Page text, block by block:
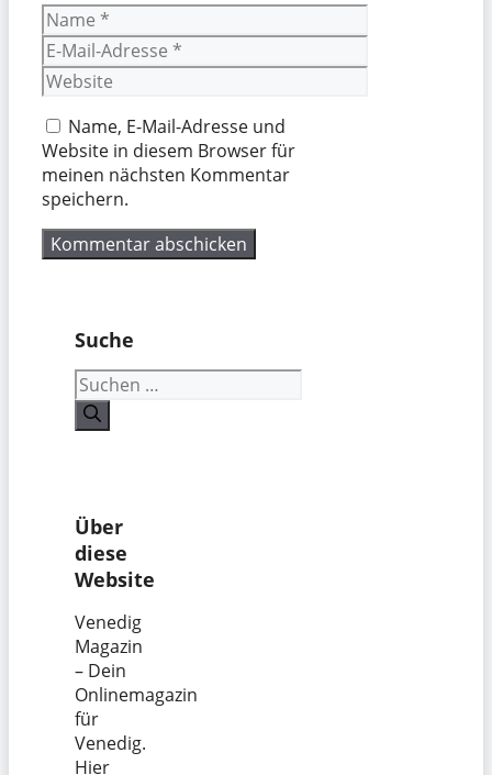
Name
E-
Mail-
Adresse
Website
Name, E-Mail-Adresse und
Website in diesem Browser für
meinen nächsten Kommentar
speichern.
Suche
Suchen
nach:
Über
diese
Website
Venedig
Magazin
– Dein
Onlinemagazin
für
Venedig.
Hier